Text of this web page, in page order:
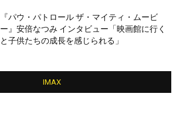
『パウ・パトロール ザ・マイティ・ムービ
ー』安倍なつみ インタビュー「映画館に行く
と子供たちの成長を感じられる」
IMAX